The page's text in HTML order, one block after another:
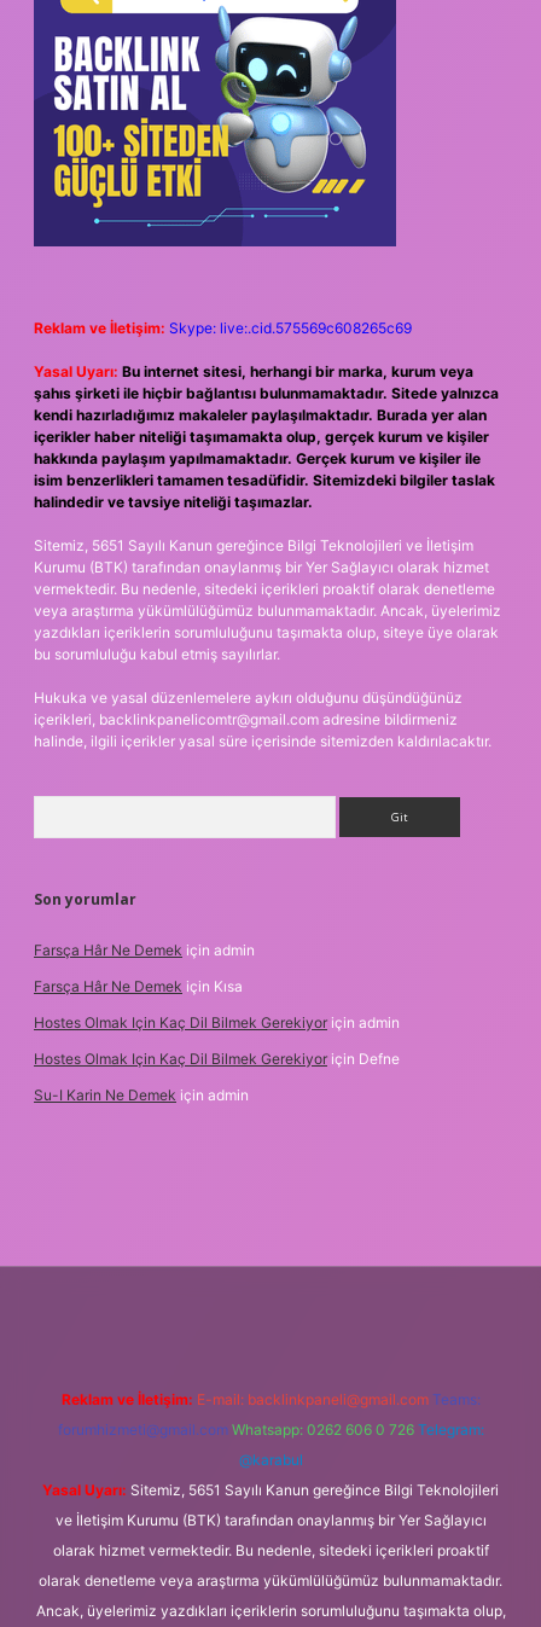
Reklam ve İletişim: Skype: live:.cid.575569c608265c69
Yasal Uyarı: Bu internet sitesi, herhangi bir marka, kurum veya
şahıs şirketi ile hiçbir bağlantısı bulunmamaktadır. Sitede yalnızca
kendi hazırladığımız makaleler paylaşılmaktadır. Burada yer alan
içerikler haber niteliği taşımamakta olup, gerçek kurum ve kişiler
hakkında paylaşım yapılmamaktadır. Gerçek kurum ve kişiler ile
isim benzerlikleri tamamen tesadüfidir. Sitemizdeki bilgiler taslak
halindedir ve tavsiye niteliği taşımazlar.
Sitemiz, 5651 Sayılı Kanun gereğince Bilgi Teknolojileri ve İletişim
Kurumu (BTK) tarafından onaylanmış bir Yer Sağlayıcı olarak hizmet
vermektedir. Bu nedenle, sitedeki içerikleri proaktif olarak denetleme
veya araştırma yükümlülüğümüz bulunmamaktadır. Ancak, üyelerimiz
yazdıkları içeriklerin sorumluluğunu taşımakta olup, siteye üye olarak
bu sorumluluğu kabul etmiş sayılırlar.
Hukuka ve yasal düzenlemelere aykırı olduğunu düşündüğünüz
içerikleri, backlinkpanelicomtr@gmail.com adresine bildirmeniz
halinde, ilgili içerikler yasal süre içerisinde sitemizden kaldırılacaktır.
Son yorumlar
Farsça Hâr Ne Demek için admin
Farsça Hâr Ne Demek için Kısa
Hostes Olmak Için Kaç Dil Bilmek Gerekiyor için admin
Hostes Olmak Için Kaç Dil Bilmek Gerekiyor için Defne
Su-I Karin Ne Demek için admin
Reklam ve İletişim: E-mail: backlinkpaneli@gmail.com Teams:
forumhizmeti@gmail.com Whatsapp: 0262 606 0 726 Telegram:
@karabul
Yasal Uyarı: Sitemiz, 5651 Sayılı Kanun gereğince Bilgi Teknolojileri
ve İletişim Kurumu (BTK) tarafından onaylanmış bir Yer Sağlayıcı
olarak hizmet vermektedir. Bu nedenle, sitedeki içerikleri proaktif
olarak denetleme veya araştırma yükümlülüğümüz bulunmamaktadır.
Ancak, üyelerimiz yazdıkları içeriklerin sorumluluğunu taşımakta olup,